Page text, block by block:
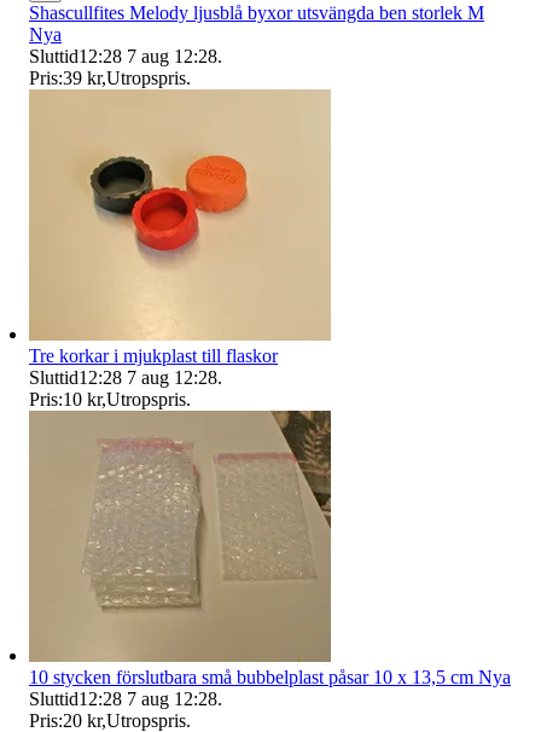
Shascullfites Melody ljusblå byxor utsvängda ben storlek M
Nya
Sluttid12:28 7 aug 12:28.
Pris:39 kr,Utropspris.
Tre korkar i mjukplast till flaskor
Sluttid12:28 7 aug 12:28.
Pris:10 kr,Utropspris.
10 stycken förslutbara små bubbelplast påsar 10 x 13,5 cm Nya
Sluttid12:28 7 aug 12:28.
Pris:20 kr,Utropspris.